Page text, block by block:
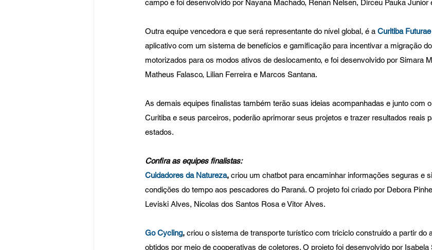
campo e foi desenvolvido por Nayana Machado, Renan Nelsen, Dirceu Pauka Junior
Outra equipe vencedora e que será representante do nível global, é a Curitiba Futurae
aplicativo com um sistema de benefícios e gamificação para incentivar a migração
motorizados para os modos ativos de deslocamento, e foi desenvolvido por Simara
Matheus Falasco, Lilian Ferreira e Marcos Santana.
As demais equipes finalistas também terão suas ideias acompanhadas e junto com
Curitiba e seus parceiros, poderão aprimorar seus projetos e trazer resultados reais
estados.
Confira as equipes finalistas:
Cuidadores da Natureza, criou um chatbot para encaminhar informações seguras e
condições do tempo aos pescadores do Paraná. O projeto foi criado por Debora
Leviski Alves, Nicolas dos Santos Rosa e Vitor Alves.
Go Cycling, criou o sistema de transporte turístico com triciclo construído a partir do
obtidos por meio de cooperativas de coletores. O projeto foi desenvolvido por Isabela